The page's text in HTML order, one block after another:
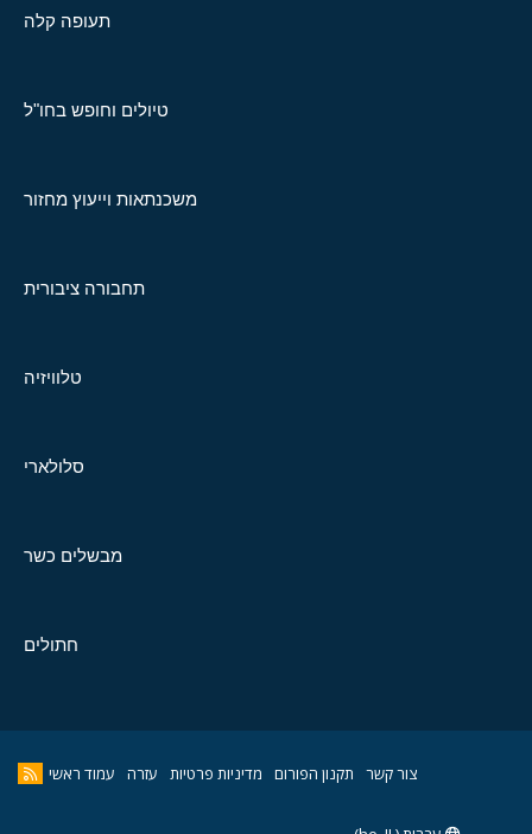
תעופה קלה
טיולים וחופש בחו"ל
משכנתאות וייעוץ מחזור
תחבורה ציבורית
טלוויזיה
סלולארי
מבשלים כשר
חתולים
צור קשר תקנון הפורום מדיניות פרטיות עזרה עמוד ראשי